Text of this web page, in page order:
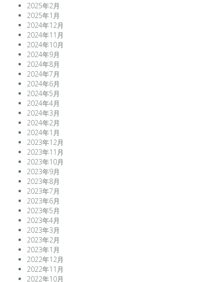
2025年2月
2025年1月
2024年12月
2024年11月
2024年10月
2024年9月
2024年8月
2024年7月
2024年6月
2024年5月
2024年4月
2024年3月
2024年2月
2024年1月
2023年12月
2023年11月
2023年10月
2023年9月
2023年8月
2023年7月
2023年6月
2023年5月
2023年4月
2023年3月
2023年2月
2023年1月
2022年12月
2022年11月
2022年10月